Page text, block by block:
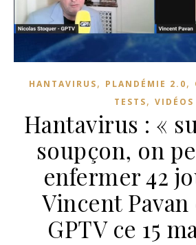
HANTAVIRUS, PLANDÉMIE 2.0,
TESTS, VIDÉOS
Hantavirus : «
soupçon, on
enfermer 42
Vincent
GPTV ce 15